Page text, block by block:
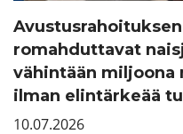
romahduttavat
vähintään miljoona
ilman elintärkeää
10.07.2026